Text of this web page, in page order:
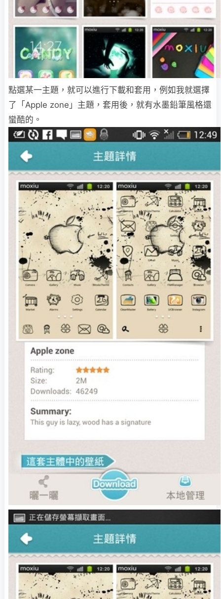
點選某一主題，就可以進行下載和套用，例如我就選擇
了「Apple zone」主題，套用後，就有水墨鉛筆風格還
蠻酷的。